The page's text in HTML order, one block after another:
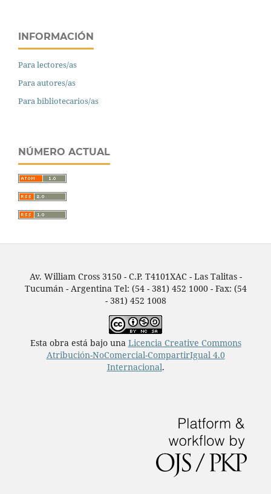
INFORMACIÓN
Para lectores/as
Para autores/as
Para bibliotecarios/as
NÚMERO ACTUAL
Av. William Cross 3150 - C.P. T4101XAC - Las Talitas -
Tucumán - Argentina Tel: (54 - 381) 452 1000 - Fax: (54
- 381) 452 1008
Esta obra está bajo una Licencia Creative Commons
Atribución-NoComercial-CompartirIgual 4.0
Internacional.